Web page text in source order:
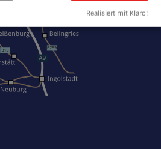
Realisiert mit Klaro!